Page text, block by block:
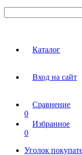
Каталог
Вход на сайт
Сравнение
0
Избранное
0
Уголок